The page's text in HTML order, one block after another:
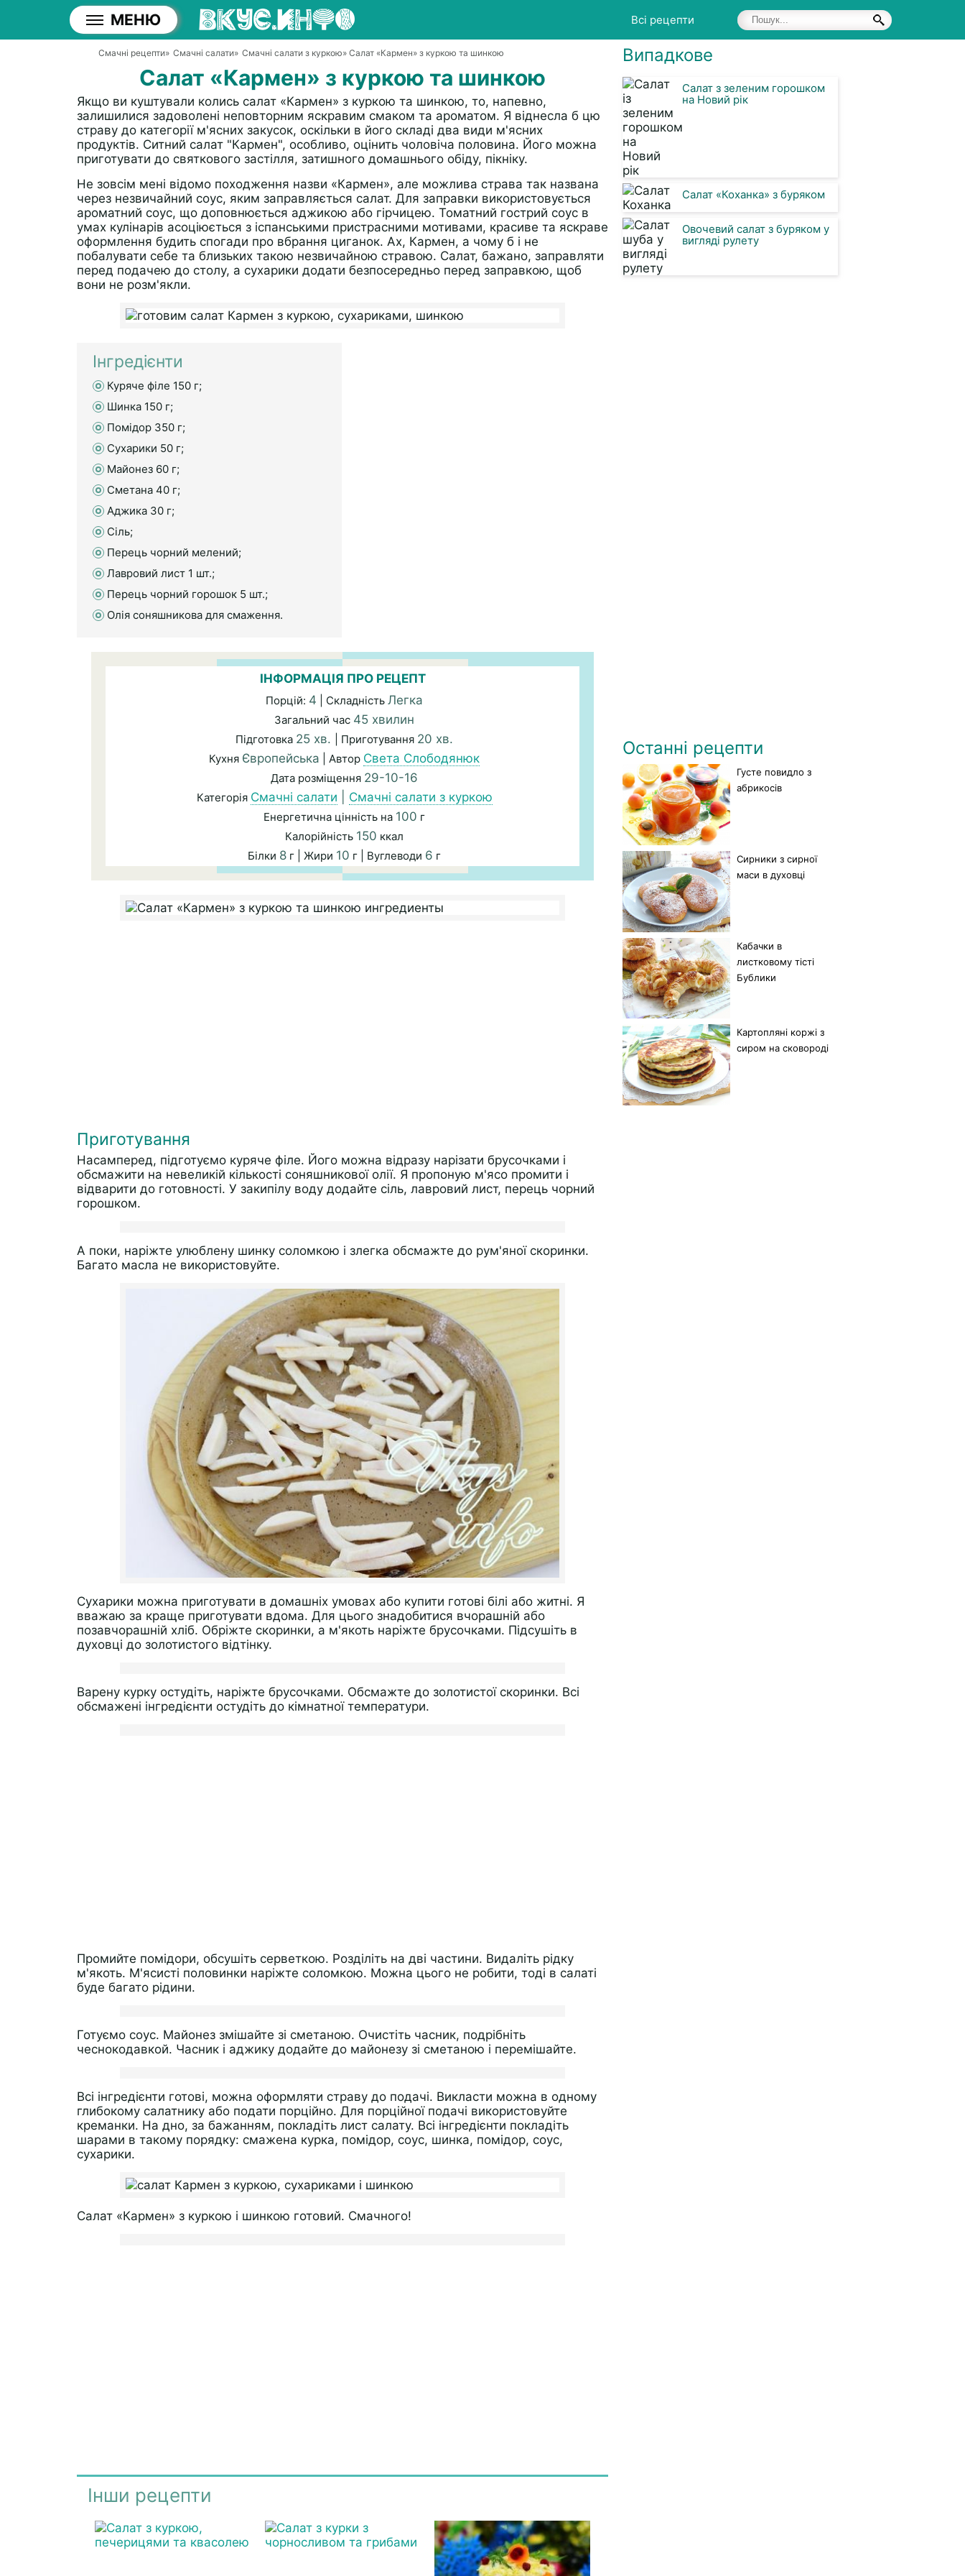
МЕНЮ Всі рецепти
Смачні рецепти» Смачні салати» Смачні салати з куркою» Салат «Кармен» з куркою та шинкою
Салат «Кармен» з куркою та шинкою
Якщо ви куштували колись салат «Кармен» з куркою та шинкою, то, напевно,
залишилися задоволені неповторним яскравим смаком та ароматом. Я віднесла б цю
страву до категорії м'ясних закусок, оскільки в його складі два види м'ясних
продуктів. Ситний салат "Кармен", особливо, оцінить чоловіча половина. Його можна
приготувати до святкового застілля, затишного домашнього обіду, пікніку.
Не зовсім мені відомо походження назви «Кармен», але можлива страва так названа
через незвичайний соус, яким заправляється салат. Для заправки використовується
ароматний соус, що доповнюється аджикою або гірчицею. Томатний гострий соус в
умах кулінарів асоціюється з іспанськими пристрасними мотивами, красиве та яскраве
оформлення будить спогади про вбрання циганок. Ах, Кармен, а чому б і не
побалувати себе та близьких такою незвичайною стравою. Салат, бажано, заправляти
перед подачею до столу, а сухарики додати безпосередньо перед заправкою, щоб
вони не розм'якли.
Інгредієнти
Куряче філе 150 г;
Шинка 150 г;
Помідор 350 г;
Сухарики 50 г;
Майонез 60 г;
Сметана 40 г;
Аджика 30 г;
Сіль;
Перець чорний мелений;
Лавровий лист 1 шт.;
Перець чорний горошок 5 шт.;
Олія соняшникова для смаження.
ІНФОРМАЦІЯ ПРО РЕЦЕПТ
Порцій: 4 | Складність Легка
Загальний час 45 хвилин
Підготовка 25 хв. | Приготування 20 хв.
Кухня Європейська | Автор Света Слободянюк
Дата розміщення 29-10-16
Категорія Смачні салати Смачні салати з куркою
Енергетична цінність на 100 г
Калорійність 150 ккал
Білки 8 г | Жири 10 г | Вуглеводи 6 г
Приготування
Насамперед, підготуємо куряче філе. Його можна відразу нарізати брусочками і
обсмажити на невеликій кількості соняшникової олії. Я пропоную м'ясо промити і
відварити до готовності. У закипілу воду додайте сіль, лавровий лист, перець чорний
горошком.
А поки, наріжте улюблену шинку соломкою і злегка обсмажте до рум'яної скоринки.
Багато масла не використовуйте.
Сухарики можна приготувати в домашніх умовах або купити готові білі або житні. Я
вважаю за краще приготувати вдома. Для цього знадобитися вчорашній або
позавчорашній хліб. Обріжте скоринки, а м'якоть наріжте брусочками. Підсушіть в
духовці до золотистого відтінку.
Варену курку остудіть, наріжте брусочками. Обсмажте до золотистої скоринки. Всі
обсмажені інгредієнти остудіть до кімнатної температури.
Промийте помідори, обсушіть серветкою. Розділіть на дві частини. Видаліть рідку
м'якоть. М'ясисті половинки наріжте соломкою. Можна цього не робити, тоді в салаті
буде багато рідини.
Готуємо соус. Майонез змішайте зі сметаною. Очистіть часник, подрібніть
чеснокодавкой. Часник і аджику додайте до майонезу зі сметаною і перемішайте.
Всі інгредієнти готові, можна оформляти страву до подачі. Викласти можна в одному
глибокому салатнику або подати порційно. Для порційної подачі використовуйте
креманки. На дно, за бажанням, покладіть лист салату. Всі інгредієнти покладіть
шарами в такому порядку: смажена курка, помідор, соус, шинка, помідор, соус,
сухарики.
Салат «Кармен» з куркою і шинкою готовий. Смачного!
Інши рецепти
Випадкове
Салат з зеленим горошком
на Новий рік
Салат «Коханка» з буряком
Овочевий салат з буряком у
вигляді рулету
Останні рецепти
Густе повидло з
абрикосів
Сирники з сирної
маси в духовці
Кабачки в
листковому тісті
Бублики
Картопляні коржі з
сиром на сковороді